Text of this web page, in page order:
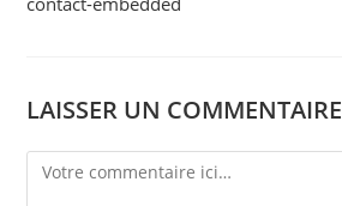
LAISSER UN COMMENTAIRE